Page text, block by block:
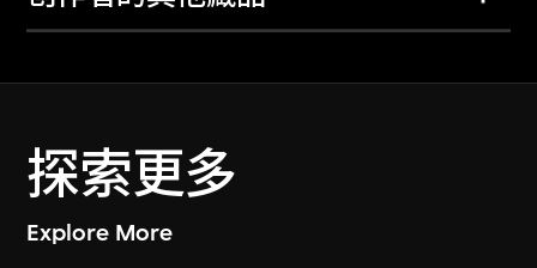
探索更多
Explore More